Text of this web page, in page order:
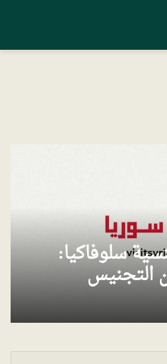
سلوفاكيا:
التجنيس